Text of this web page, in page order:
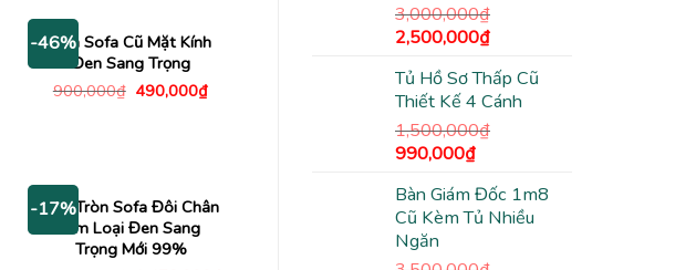
3,000,000₫
Giá
là:
3,000,000₫.
2,500,000₫Giá
tại
là:
2,500,000₫.
Tủ Hồ Sơ Thấp Cũ
Thiết Kế 4 Cánh
1,500,000₫
Giá
là:
1,500,000₫.
990,000₫Giá
tại
là:
Bàn Giám Đốc 1m8
Cũ Kèm Tủ Nhiều
Ngăn
-46%
Bàn Sofa Cũ Mặt Kính
Đen Sang Trọng
900,000₫ Giá
490,000₫Giá
-17%
Bàn Tròn Sofa Đôi Chân
Kim Loại Đen Sang
Trọng Mới 99%